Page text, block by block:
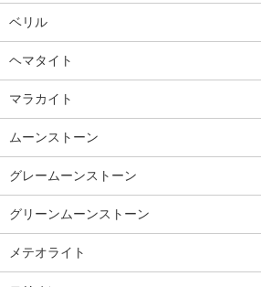
ベリル
ヘマタイト
マラカイト
ムーンストーン
グレームーンストーン
グリーンムーンストーン
メテオライト